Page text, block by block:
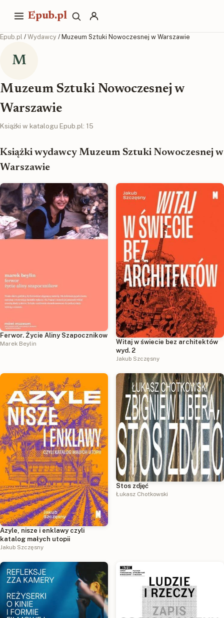
Epub.pl
Epub.pl / Wydawcy / Muzeum Sztuki Nowoczesnej w Warszawie
M
Muzeum Sztuki Nowoczesnej w
Warszawie
Książki w katalogu Epub.pl: 15
Książki wydawcy Muzeum Sztuki Nowoczesnej w
Warszawie
Ferwor. Życie Aliny Szapocznikow
Marek Beylin
Witaj w świecie bez architektów
wyd. 2
Jakub Szczęsny
Azyle, nisze i enklawy czyli
katalog małych utopii
Jakub Szczęsny
Stos zdjęć
Łukasz Chotkowski